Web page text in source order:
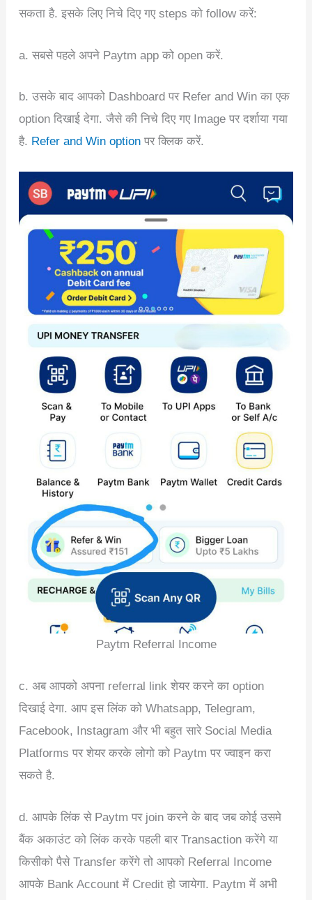
सकता है. इसके लिए निचे दिए गए steps को follow करें:
a. सबसे पहले अपने Paytm app को open करें.
b. उसके बाद आपको Dashboard पर Refer and Win का एक
option दिखाई देगा. जैसे की निचे दिए गए Image पर दर्शाया गया
है. Refer and Win optionपर क्लिक करें.
Paytm Referral Income
c. अब आपको अपना referral link शेयर करने का option
दिखाई देगा. आप इस लिंक को Whatsapp, Telegram,
Facebook, Instagram और भी बहुत सारे Social Media
Platforms पर शेयर करके लोगो को Paytm पर ज्वाइन करा
सकते है.
d. आपके लिंक से Paytm पर join करने के बाद जब कोई उसमे
बैंक अकाउंट को लिंक करके पहली बार Transaction करेंगे या
किसीको पैसे Transfer करेंगे तो आपको Referral Income
आपके Bank Account में Credit हो जायेगा. Paytm में अभी